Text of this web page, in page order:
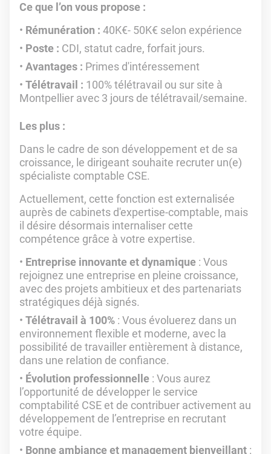
Ce que l’on vous propose :
Rémunération : 40K€- 50K€ selon expérience
Poste : CDI, statut cadre, forfait jours.
Avantages : Primes d'intéressement
Télétravail : 100% télétravail ou sur site à
Montpellier avec 3 jours de télétravail/semaine.
Les plus :
Dans le cadre de son développement et de sa
croissance, le dirigeant souhaite recruter un(e)
spécialiste comptable CSE.
Actuellement, cette fonction est externalisée
auprès de cabinets d'expertise-comptable, mais
il désire désormais internaliser cette
compétence grâce à votre expertise.
Entreprise innovante et dynamique : Vous
rejoignez une entreprise en pleine croissance,
avec des projets ambitieux et des partenariats
stratégiques déjà signés.
Télétravail à 100% : Vous évoluerez dans un
environnement flexible et moderne, avec la
possibilité de travailler entièrement à distance,
dans une relation de confiance.
Évolution professionnelle : Vous aurez
l’opportunité de développer le service
comptabilité CSE et de contribuer activement au
développement de l’entreprise en recrutant
votre équipe.
Bonne ambiance et management bienveillant :